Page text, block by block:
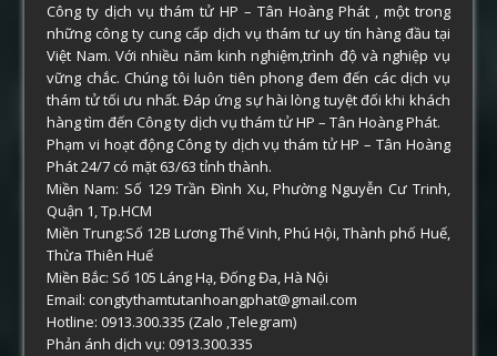
Công ty dịch vụ thám tử HP – Tân Hoàng Phát , một trong
những công ty cung cấp dịch vụ thám tư uy tín hàng đầu tại
Việt Nam. Với nhiều năm kinh nghiệm,trình độ và nghiệp vụ
vững chắc. Chúng tôi luôn tiên phong đem đến các dịch vụ
thám tử tối ưu nhất. Đáp ứng sự hài lòng tuyệt đối khi khách
hàng tìm đến Công ty dịch vụ thám tử HP – Tân Hoàng Phát.
Phạm vi hoạt động Công ty dịch vụ thám tử HP – Tân Hoàng
Phát 24/7 có mặt 63/63 tỉnh thành.
Miền Nam: Số 129 Trần Đình Xu, Phường Nguyễn Cư Trinh,
Quận 1, Tp.HCM
Miền Trung:Số 12B Lương Thế Vinh, Phú Hội, Thành phố Huế,
Thừa Thiên Huế
Miền Bắc: Số 105 Láng Hạ, Đống Đa, Hà Nội
Email: congtythamtutanhoangphat@gmail.com
Hotline: 0913.300.335 (Zalo ,Telegram)
Phản ánh dịch vụ: 0913.300.335